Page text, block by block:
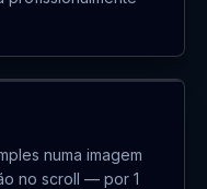
numa imagem
no scroll — por 1